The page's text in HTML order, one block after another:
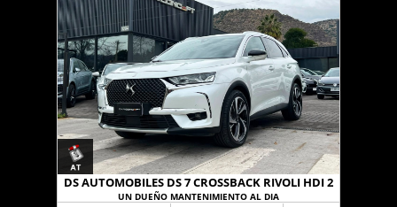
DS AUTOMOBILES DS 7 CROSSBACK RIVOLI HDI 2
UN DUEÑO MANTENIMIENTO AL DIA